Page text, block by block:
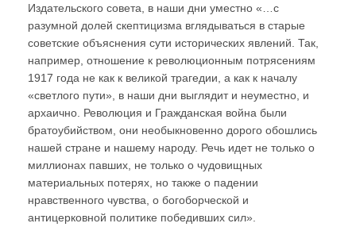
Издательского совета, в наши дни уместно «…с
разумной долей скептицизма вглядываться в старые
советские объяснения сути исторических явлений. Так,
например, отношение к революционным потрясениям
1917 года не как к великой трагедии, а как к началу
«светлого пути», в наши дни выглядит и неуместно, и
архаично. Революция и Гражданская война были
братоубийством, они необыкновенно дорого обошлись
нашей стране и нашему народу. Речь идет не только о
миллионах павших, не только о чудовищных
материальных потерях, но также о падении
нравственного чувства, о богоборческой и
антицерковной политике победивших сил».